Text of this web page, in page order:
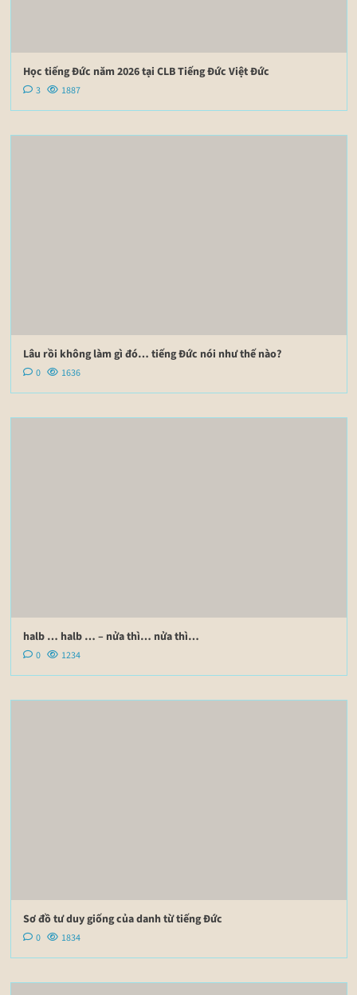
Học tiếng Đức năm 2026 tại CLB Tiếng Đức Việt Đức
3 1887
Lâu rồi không làm gì đó… tiếng Đức nói như thế nào?
0 1636
halb … halb … – nửa thì… nửa thì…
0 1234
Sơ đồ tư duy giống của danh từ tiếng Đức
0 1834